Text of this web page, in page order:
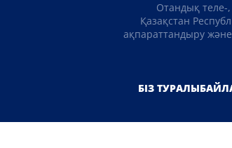
Отандық теле-
Қазақстан
ақпараттандыру
БІЗ ТУРАЛЫ